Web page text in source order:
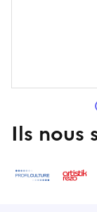
Ils nous